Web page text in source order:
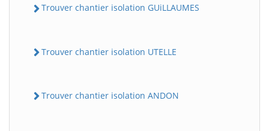
Trouver chantier isolation GUiLLAUMES
Trouver chantier isolation UTELLE
Trouver chantier isolation ANDON